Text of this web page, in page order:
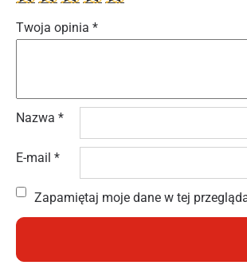
Twoja opinia *
Nazwa *
E-mail *
Zapamiętaj moje dane w tej